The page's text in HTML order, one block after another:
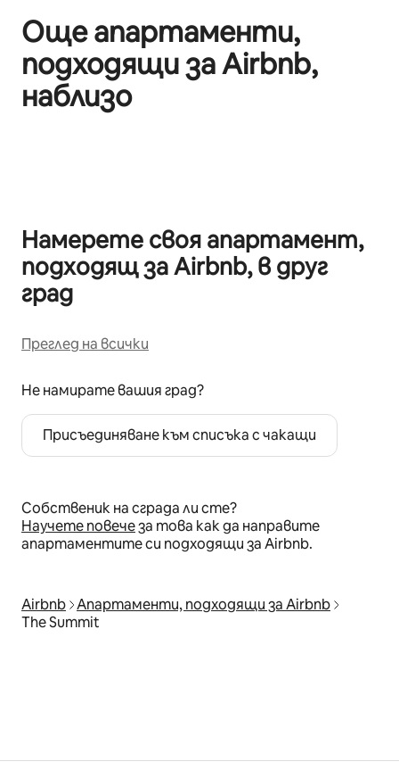
Още апартаменти,
подходящи за Airbnb,
наблизо
Намерете своя апартамент,
подходящ за Airbnb, в друг
град
Преглед на всички
Не намирате вашия град?
Присъединяване към списъка с чакащи
Собственик на сграда ли сте?
Научете повечеза това как да направите
апартаментите си подходящи за Airbnb.
Airbnb Апартаменти, подходящи за Airbnb
The Summit